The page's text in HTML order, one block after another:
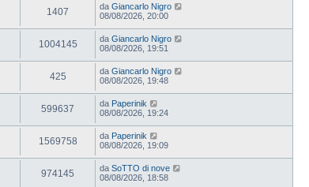
1407 da Giancarlo Nigro
08/08/2026, 20:00
1004145 da Giancarlo Nigro
08/08/2026, 19:51
425 da Giancarlo Nigro
08/08/2026, 19:48
599637 da Paperinik
08/08/2026, 19:24
1569758 da Paperinik
08/08/2026, 19:09
974145 da SoTTO di nove
08/08/2026, 18:58